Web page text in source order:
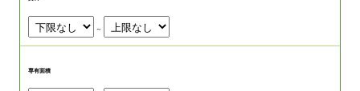
～
専有面積